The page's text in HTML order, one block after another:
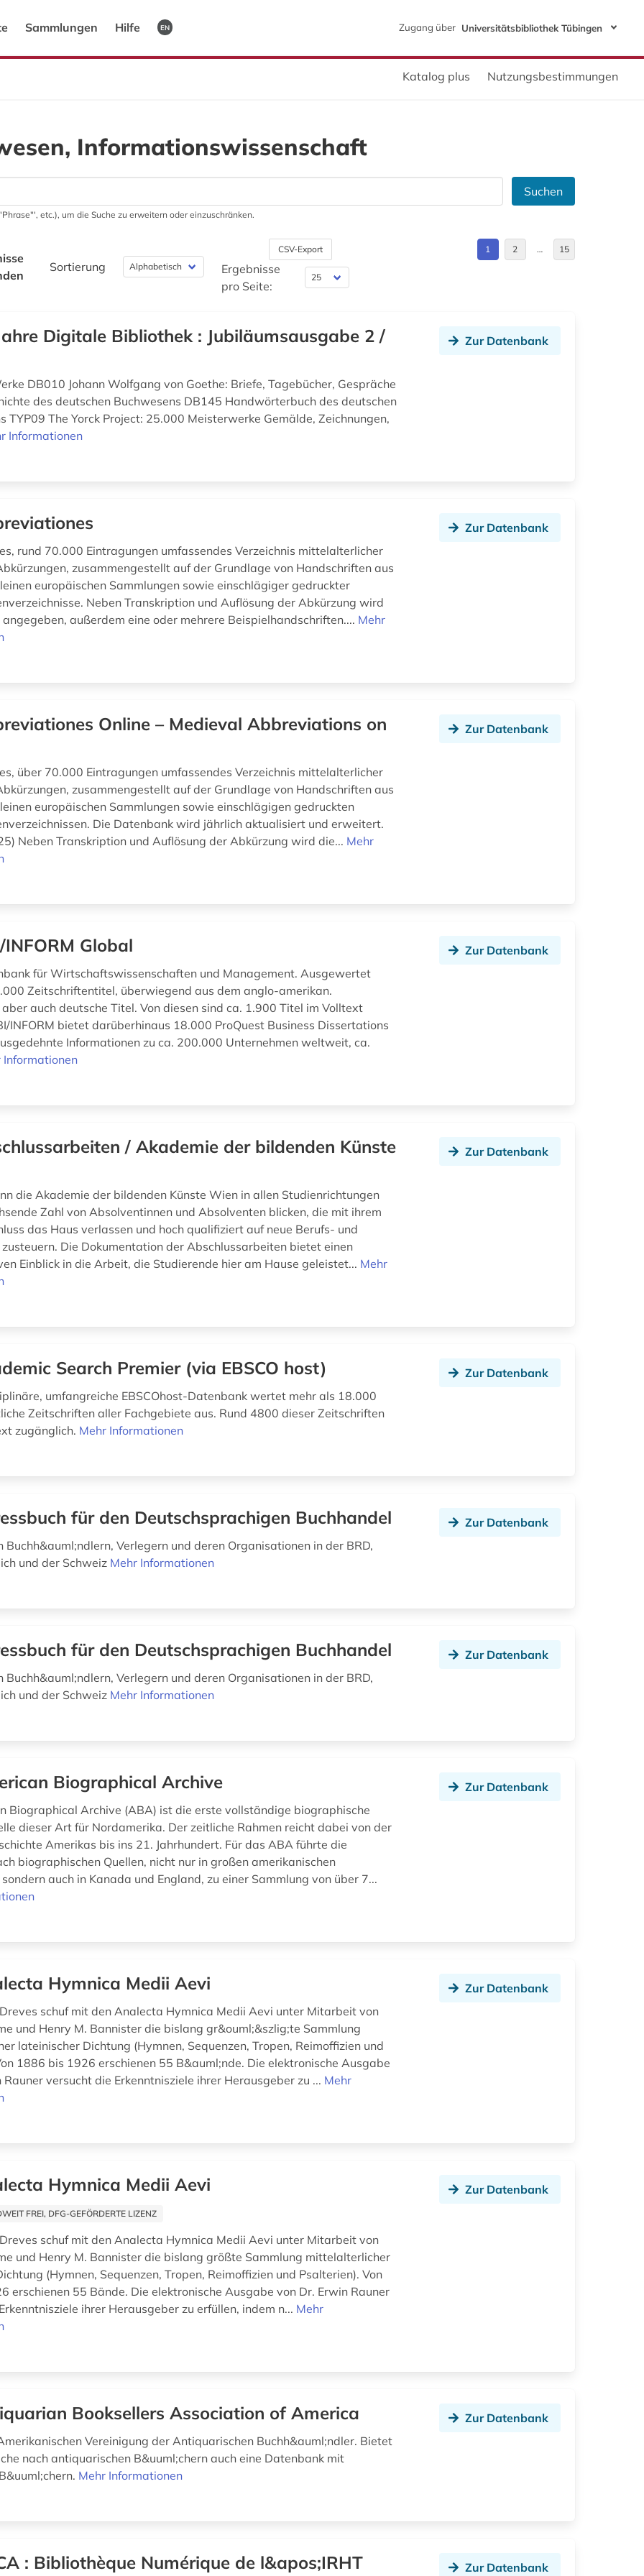
Sammlungen Hilfe EN Zugang über Universitätsbibliothek Tübingen
Katalog plus Nutzungsbestimmungen
Informationswissenschaft
Suchen
etc.), um die Suche zu erweitern oder einzuschränken.
Sortierung
CSV-Export
Ergebnisse
pro Seite:
1 2 … 15
Digitale Bibliothek : Jubiläumsausgabe 2 /
DB010 Johann Wolfgang von Goethe: Briefe, Tagebücher, Gespräche
des deutschen Buchwesens DB145 Handwörterbuch des deutschen
TYP09 The Yorck Project: 25.000 Meisterwerke Gemälde, Zeichnungen,
Informationen
Zur Datenbank
rund 70.000 Eintragungen umfassendes Verzeichnis mittelalterlicher
zusammengestellt auf der Grundlage von Handschriften aus
europäischen Sammlungen sowie einschlägiger gedruckter
Neben Transkription und Auflösung der Abkürzung wird
außerdem eine oder mehrere Beispielhandschriften.... Mehr
Zur Datenbank
Online – Medieval Abbreviations on
über 70.000 Eintragungen umfassendes Verzeichnis mittelalterlicher
zusammengestellt auf der Grundlage von Handschriften aus
europäischen Sammlungen sowie einschlägigen gedruckten
Die Datenbank wird jährlich aktualisiert und erweitert.
Neben Transkription und Auflösung der Abkürzung wird die... Mehr
Zur Datenbank
Global
für Wirtschaftswissenschaften und Management. Ausgewertet
Zeitschriftentitel, überwiegend aus dem anglo-amerikan.
auch deutsche Titel. Von diesen sind ca. 1.900 Titel im Volltext
INFORM bietet darüberhinaus 18.000 ProQuest Business Dissertations
Informationen zu ca. 200.000 Unternehmen weltweit, ca.
Informationen
Zur Datenbank
/ Akademie der bildenden Künste
die Akademie der bildenden Künste Wien in allen Studienrichtungen
Zahl von Absolventinnen und Absolventen blicken, die mit ihrem
das Haus verlassen und hoch qualifiziert auf neue Berufs- und
Die Dokumentation der Abschlussarbeiten bietet einen
Einblick in die Arbeit, die Studierende hier am Hause geleistet... Mehr
Zur Datenbank
Search Premier (via EBSCO host)
umfangreiche EBSCOhost-Datenbank wertet mehr als 18.000
Zeitschriften aller Fachgebiete aus. Rund 4800 dieser Zeitschriften
zugänglich. Mehr Informationen
Zur Datenbank
für den Deutschsprachigen Buchhandel
Buchh&auml;ndlern, Verlegern und deren Organisationen in der BRD,
und der Schweiz Mehr Informationen
Zur Datenbank
für den Deutschsprachigen Buchhandel
Buchh&auml;ndlern, Verlegern und deren Organisationen in der BRD,
und der Schweiz Mehr Informationen
Zur Datenbank
Biographical Archive
Biographical Archive (ABA) ist die erste vollständige biographische
dieser Art für Nordamerika. Der zeitliche Rahmen reicht dabei von der
Amerikas bis ins 21. Jahrhundert. Für das ABA führte die
biographischen Quellen, nicht nur in großen amerikanischen
auch in Kanada und England, zu einer Sammlung von über 7...
Zur Datenbank
Hymnica Medii Aevi
schuf mit den Analecta Hymnica Medii Aevi unter Mitarbeit von
und Henry M. Bannister die bislang gr&ouml;&szlig;te Sammlung
lateinischer Dichtung (Hymnen, Sequenzen, Tropen, Reimoffizien und
1886 bis 1926 erschienen 55 B&auml;nde. Die elektronische Ausgabe
Rauner versucht die Erkenntnisziele ihrer Herausgeber zu ... Mehr
Zur Datenbank
Hymnica Medii Aevi
FREI, DFG-GEFÖRDERTE LIZENZ
schuf mit den Analecta Hymnica Medii Aevi unter Mitarbeit von
und Henry M. Bannister die bislang größte Sammlung mittelalterlicher
(Hymnen, Sequenzen, Tropen, Reimoffizien und Psalterien). Von
erschienen 55 Bände. Die elektronische Ausgabe von Dr. Erwin Rauner
ihrer Herausgeber zu erfüllen, indem n... Mehr
Zur Datenbank
Booksellers Association of America
Vereinigung der Antiquarischen Buchh&auml;ndler. Bietet
nach antiquarischen B&uuml;chern auch eine Datenbank mit
Mehr Informationen
Zur Datenbank
: Bibliothèque Numérique de l&apos;IRHT Zur Datenbank